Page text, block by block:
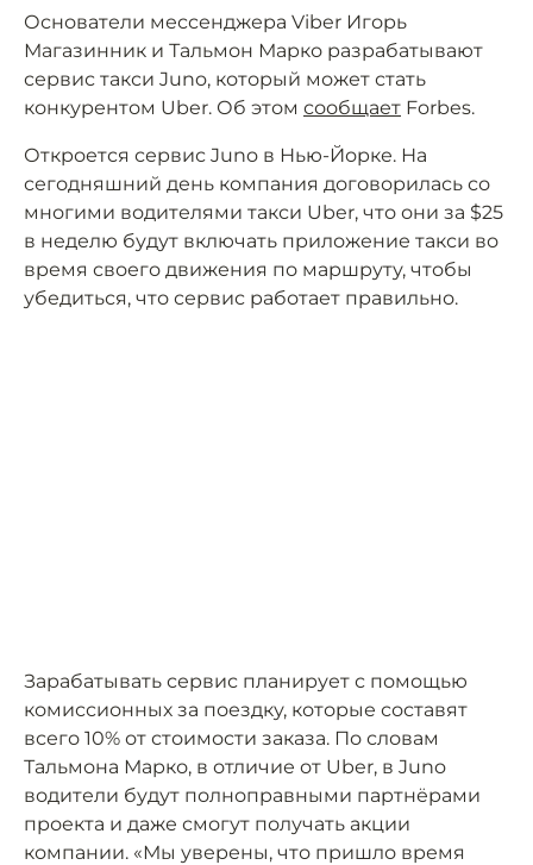
Основатели мессенджера Viber Игорь
Магазинник и Тальмон Марко разрабатывают
сервис такси Juno, который может стать
конкурентом Uber. Об этом сообщает Forbes.
Откроется сервис Juno в Нью-Йорке. На
сегодняшний день компания договорилась со
многими водителями такси Uber, что они за $25
в неделю будут включать приложение такси во
время своего движения по маршруту, чтобы
убедиться, что сервис работает правильно.
Зарабатывать сервис планирует с помощью
комиссионных за поездку, которые составят
всего 10% от стоимости заказа. По словам
Тальмона Марко, в отличие от Uber, в Juno
водители будут полноправными партнёрами
проекта и даже смогут получать акции
компании. «Мы уверены, что пришло время